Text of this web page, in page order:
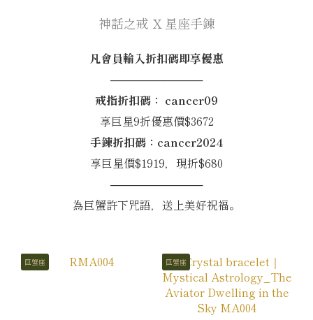
神話之戒 X 星座手鍊
凡會員輸入折扣碼即享優惠
────────────
戒指折扣碼： cancer09
享巨星9折優惠價$3672
手鍊折扣碼：cancer2024
享巨星價$1919，現折$680
────────────
為巨蟹許下咒語，送上美好祝福。
巨蟹座 巨蟹座